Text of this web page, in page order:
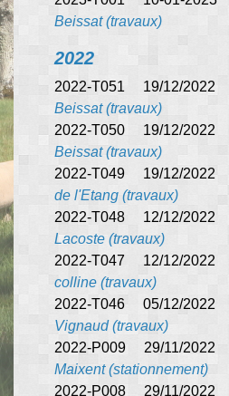
Beissat (travaux)
2022
2022-T051 19/12/2022
Beissat (travaux)
2022-T050 19/12/2022
Beissat (travaux)
2022-T049 19/12/2022
de l'Etang (travaux)
2022-T048 12/12/2022
Lacoste (travaux)
2022-T047 12/12/2022
colline (travaux)
2022-T046 05/12/2022
Vignaud (travaux)
2022-P009 29/11/2022
Maixent (stationnement)
2022-P008 29/11/2022